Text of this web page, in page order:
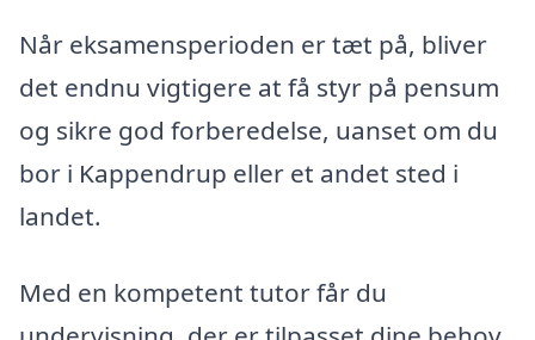
Når eksamensperioden er tæt på, bliver
det endnu vigtigere at få styr på pensum
og sikre god forberedelse, uanset om du
bor i Kappendrup eller et andet sted i
landet.
Med en kompetent tutor får du